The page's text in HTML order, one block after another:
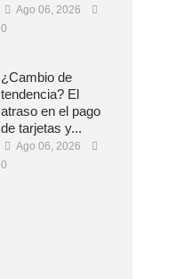
Ago 06, 2026
0
¿Cambio de
tendencia? El
atraso en el pago
de tarjetas y...
Ago 06, 2026
0